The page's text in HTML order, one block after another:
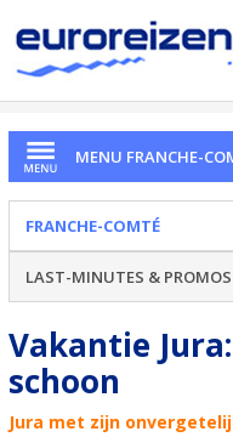
MENU FRANCHE-
FRANCHE-COMTÉ
LAST-MINUTES & PROMOS
Vakantie
schoon
Jura met zijn